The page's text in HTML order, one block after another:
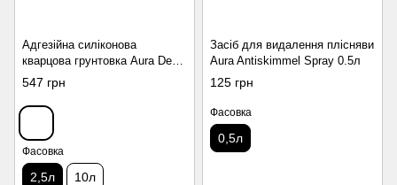
Адгезійна силіконова
кварцова грунтовка Aura Dekor
Silikon Grund 2.5л
547 грн
Фасовка
2,5л 10л
Засіб для видалення плісняви
Aura Antiskimmel Spray 0.5л
125 грн
Фасовка
0,5л